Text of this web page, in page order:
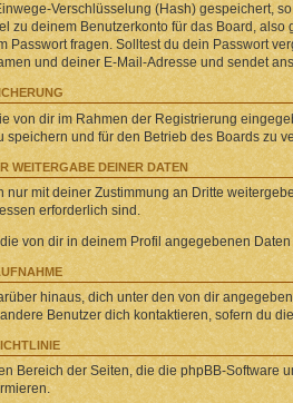
Verschlüsselung (Hash) gespeichert,
zu deinem Benutzerkonto für das Board,
Passwort fragen. Solltest du dein Passwort
und deiner E-Mail-Adresse und sendet
von dir im Rahmen der Registrierung
speichern und für den Betrieb des Boards zu
WEITERGABE DEINER DATEN
nur mit deiner Zustimmung an Dritte
erforderlich sind.
von dir in deinem Profil angegebenen
hinaus, dich unter den von dir
Benutzer dich kontaktieren, sofern du
Bereich der Seiten, die die phpBB-